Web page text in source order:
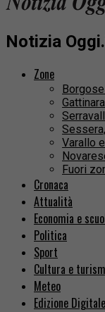
Notizia
Zone
Varallo
Fuori
Cronaca
Attualità
Economia e
Politica
Sport
Cultura e
Meteo
Edizione Digitale